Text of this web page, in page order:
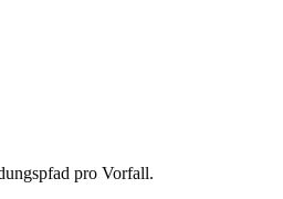
pro Vorfall.